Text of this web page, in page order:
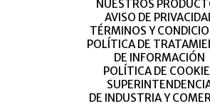
NUESTROS
AVISO DE
TÉRMINOS Y
POLÍTICA DE
DE INFORMACIÓN
POLÍTICA DE
DE INDUSTRIA Y